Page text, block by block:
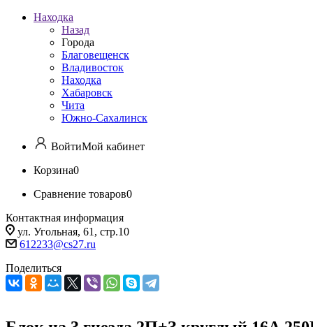
Находка
Назад
Города
Благовещенск
Владивосток
Находка
Хабаровск
Чита
Южно-Сахалинск
ВойтиМой кабинет
Корзина0
Сравнение товаров0
Контактная информация
ул. Угольная, 61, стр.10
612233@cs27.ru
Поделиться